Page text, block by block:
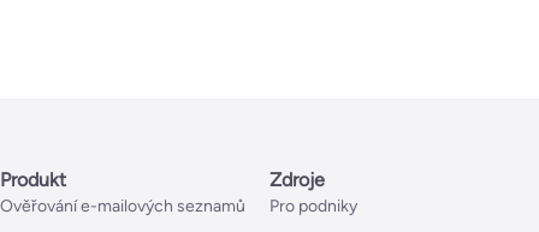
Produkt
Ověřování e-mailových seznamů
Zdroje
Pro podniky